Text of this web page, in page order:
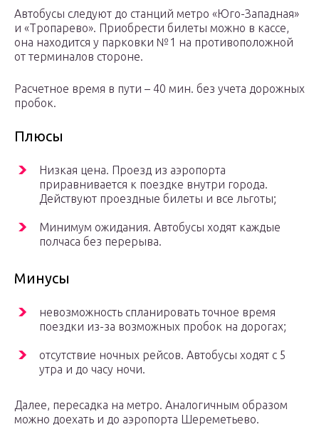
Автобусы следуют до станций метро «Юго-Западная»
и «Тропарево». Приобрести билеты можно в кассе,
она находится у парковки №1 на противоположной
от терминалов стороне.
Расчетное время в пути – 40 мин. без учета дорожных
пробок.
Плюсы
Низкая цена. Проезд из аэропорта
приравнивается к поездке внутри города.
Действуют проездные билеты и все льготы;
Минимум ожидания. Автобусы ходят каждые
полчаса без перерыва.
Минусы
невозможность спланировать точное время
поездки из-за возможных пробок на дорогах;
отсутствие ночных рейсов. Автобусы ходят с 5
утра и до часу ночи.
Далее, пересадка на метро. Аналогичным образом
можно доехать и до аэропорта Шереметьево.